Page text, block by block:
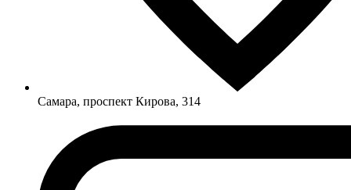
Самара, проспект Кирова, 314